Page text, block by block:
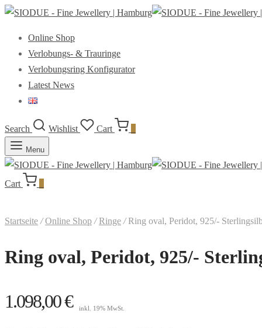
Online Shop
Verlobungs- & Trauringe
Verlobungsring Konfigurator
Latest News
Search Wishlist Cart
Menu
Cart
Startseite / Online Shop / Ringe /Ring oval, Peridot, 925/-
Ring oval, Peridot, 925/-
1.098,00€ inkl. 19% MwSt.